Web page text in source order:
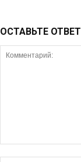
ОСТАВЬТЕ ОТВЕТ